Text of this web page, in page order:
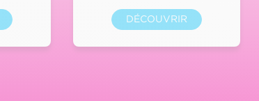
DÉCOUVRIR